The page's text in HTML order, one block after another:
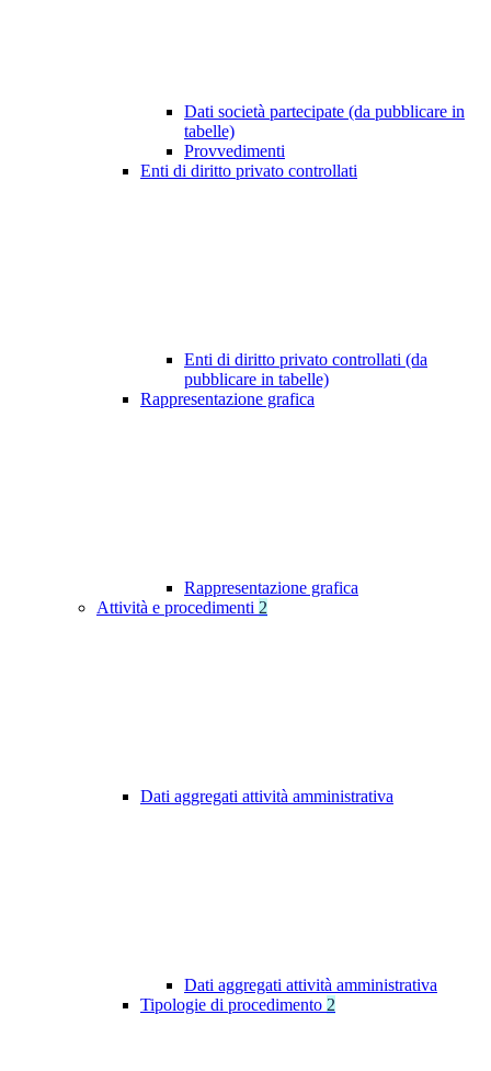
Dati società partecipate (da pubblicare in
tabelle)
Provvedimenti
Enti di diritto privato controllati
Enti di diritto privato controllati (da
pubblicare in tabelle)
Rappresentazione grafica
Rappresentazione grafica
Attività e procedimenti 2
Dati aggregati attività amministrativa
Dati aggregati attività amministrativa
Tipologie di procedimento 2